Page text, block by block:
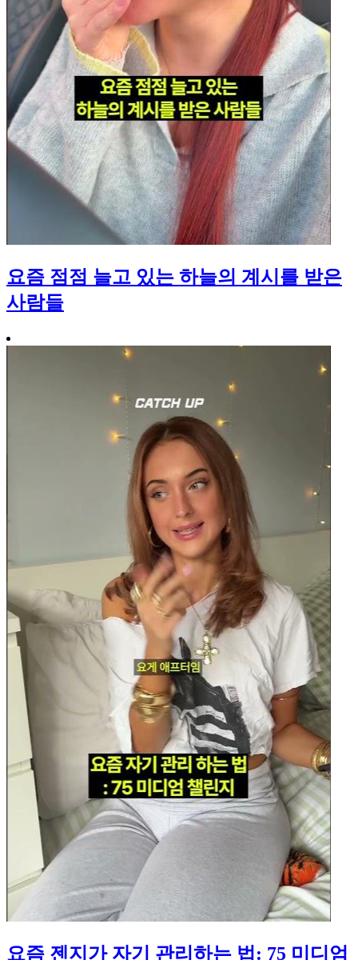
요즘 점점 늘고 있는 하늘의 계시를 받은
사람들
요즘 젠지가 자기 관리하는 법: 75 미디엄